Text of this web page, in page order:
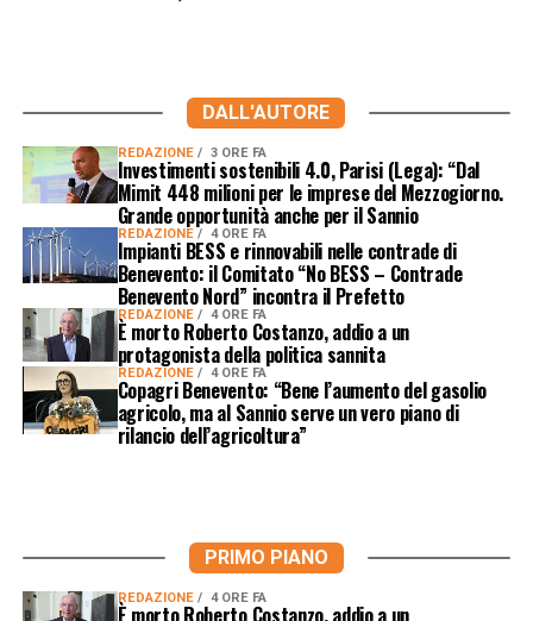
DALL'AUTORE
REDAZIONE 3 ORE FA
Investimenti sostenibili 4.0, Parisi (Lega): “Dal
Mimit 448 milioni per le imprese del Mezzogiorno.
Grande opportunità anche per il Sannio
REDAZIONE 4 ORE FA
Impianti BESS e rinnovabili nelle contrade di
Benevento: il Comitato “No BESS – Contrade
Benevento Nord” incontra il Prefetto
REDAZIONE 4 ORE FA
È morto Roberto Costanzo, addio a un
protagonista della politica sannita
REDAZIONE 4 ORE FA
Copagri Benevento: “Bene l’aumento del gasolio
agricolo, ma al Sannio serve un vero piano di
rilancio dell’agricoltura”
PRIMO PIANO
REDAZIONE 4 ORE FA
È morto Roberto Costanzo, addio a un